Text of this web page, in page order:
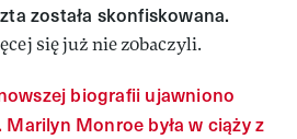
została skonfiskowana.
się już nie zobaczyli.
biografii ujawniono
Monroe była w ciąży z